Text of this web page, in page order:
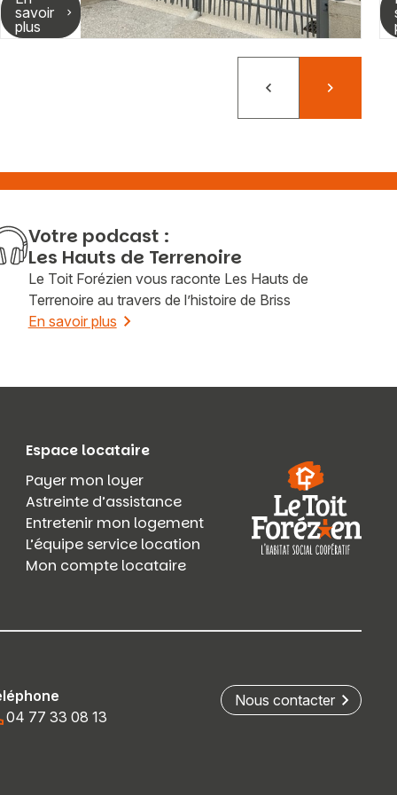
savoir
plus
PrécédentSuivant
Votre podcast :
Les Hauts de Terrenoire
Le Toit Forézien vous raconte Les Hauts de
Terrenoire au travers de l’histoire de Briss
En savoir plus
Espace locataire
Payer mon loyer
Astreinte d’assistance
Entretenir mon logement
L’équipe service location
Mon compte locataire
04 77 33 08 13
Nous contacter